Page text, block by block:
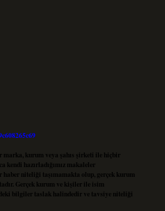
marka, kurum veya şahıs şirketi ile hiçbir
kendi hazırladığımız makaleler
niteliği taşımamakta olup, gerçek kurum
Gerçek kurum ve kişiler ile isim
bilgiler taslak halindedir ve tavsiye niteliği